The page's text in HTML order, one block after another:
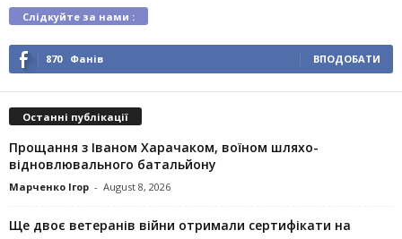
Слідкуйте за нами :
870 Фанів ВПОДОБАТИ
Останні публікації
Прощання з Іваном Харачаком, воїном шляхо-
відновлювального батальйону
Марченко Ігор - August 8, 2026
Ще двоє ветеранів війни отримали сертифікати на